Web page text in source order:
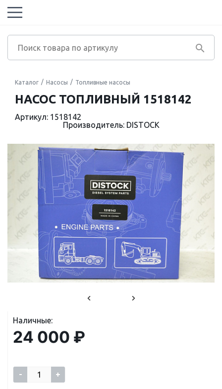
Каталог Насосы Топливные насосы
НАСОС ТОПЛИВНЫЙ 1518142
Артикул: 1518142
Производитель: DISTOCK
Наличные:
24 000 ₽
- +